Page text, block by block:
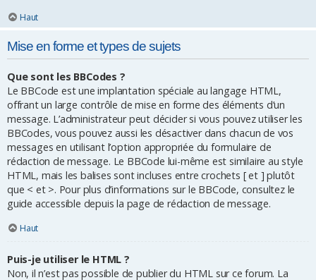
Haut
Mise en forme et types de sujets
Que sont les BBCodes ?
Le BBCode est une implantation spéciale au langage HTML,
offrant un large contrôle de mise en forme des éléments d’un
message. L’administrateur peut décider si vous pouvez utiliser les
BBCodes, vous pouvez aussi les désactiver dans chacun de vos
messages en utilisant l’option appropriée du formulaire de
rédaction de message. Le BBCode lui-même est similaire au style
HTML, mais les balises sont incluses entre crochets [ et ] plutôt
que < et >. Pour plus d’informations sur le BBCode, consultez le
guide accessible depuis la page de rédaction de message.
Haut
Puis-je utiliser le HTML ?
Non, il n’est pas possible de publier du HTML sur ce forum. La